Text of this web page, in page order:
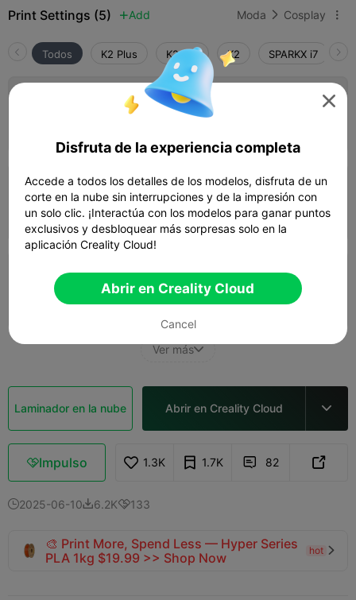
Print Settings (5)  Add Moda  Cosplay 
Todos K2 Plus K2 Pro K2 SPARKX i7
PETG
2 walls,15% infill Variable Layers for better
quality, FIXED
 1d 13h  3 plates  548.84g
K1C printer 0.16mm layer, 2 walls, 15 infill
650.46g
Ver más
Laminador en la nube Abrir en Creality Cloud 
Impulso 1.3K 1.7K  82 
2025-06-106.2K133
🎨 Print More, Spend Less — Hyper Series
PLA 1kg $19.99 >> Shop Now
hot 

Disfruta de la experiencia completa
Accede a todos los detalles de los modelos, disfruta de un
corte en la nube sin interrupciones y de la impresión con
un solo clic. ¡Interactúa con los modelos para ganar puntos
exclusivos y desbloquear más sorpresas solo en la
aplicación Creality Cloud!
Abrir en Creality Cloud
Cancel